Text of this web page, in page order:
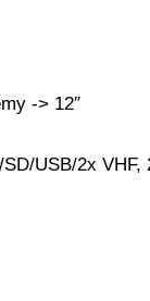
-> 12″
USB/2x VHF,